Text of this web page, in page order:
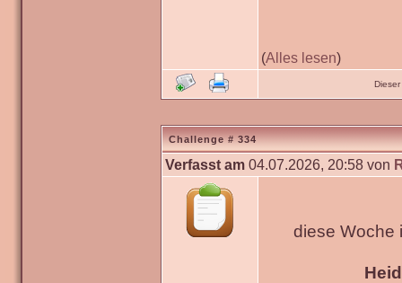
(Alles lesen)
Challenge # 334
Verfasst am 04.07.2026, 20:58 von
diese Woche